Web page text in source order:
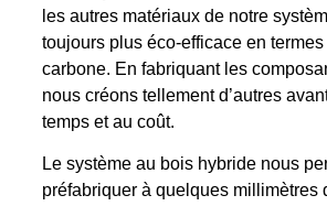
les autres matériaux de notre
toujours plus éco-efficace en termes
carbone. En fabriquant les
nous créons tellement d’autres
temps et au coût.
Le système au bois hybride nous
préfabriquer à quelques millimètres